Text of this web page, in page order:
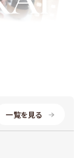
一覧を見る